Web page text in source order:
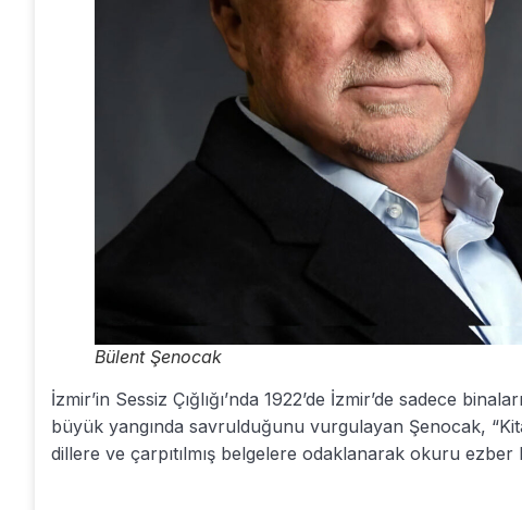
Bülent Şenocak
İzmir’in Sessiz Çığlığı’nda 1922’de İzmir’de sadece
büyük yangında savrulduğunu vurgulayan Şenocak,
dillere ve çarpıtılmış belgelere odaklanarak okuru